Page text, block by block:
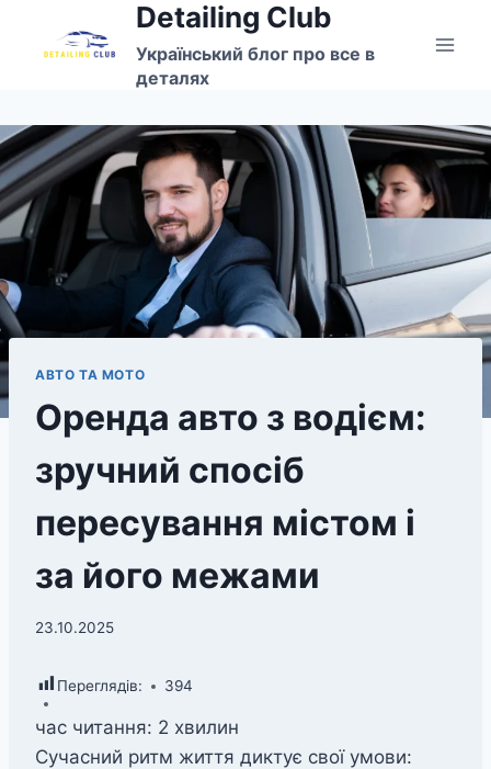
Detailing Club
Український блог про все в
деталях
АВТО ТА МОТО
Оренда авто з водієм:
зручний спосіб
пересування містом і
за його межами
23.10.2025
Переглядів: 394
час читання: 2 хвилин
Сучасний ритм життя диктує свої умови: